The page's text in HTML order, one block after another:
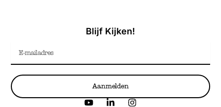
Blijf Kijken!
Aanmelden
Y
L
I